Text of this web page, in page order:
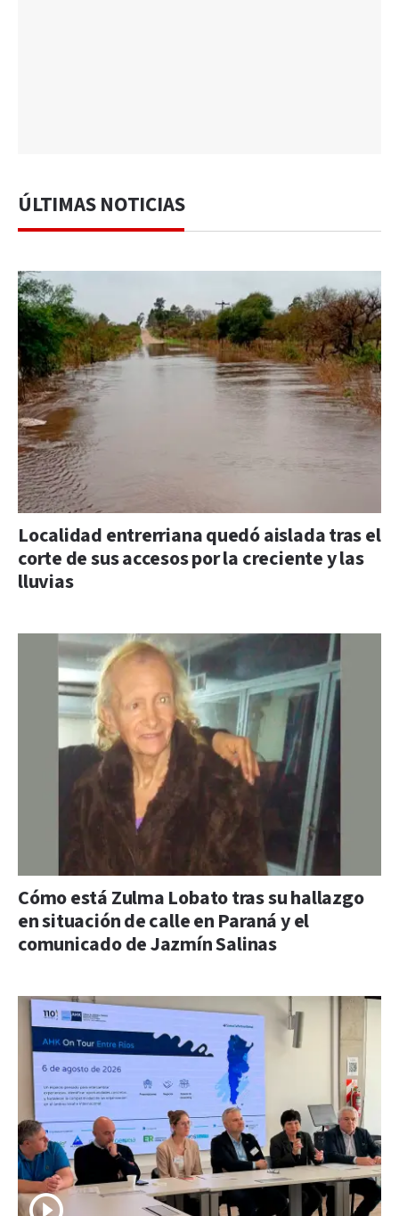
ÚLTIMAS NOTICIAS
Localidad entrerriana quedó aislada tras el
corte de sus accesos por la creciente y las
lluvias
Cómo está Zulma Lobato tras su hallazgo
en situación de calle en Paraná y el
comunicado de Jazmín Salinas